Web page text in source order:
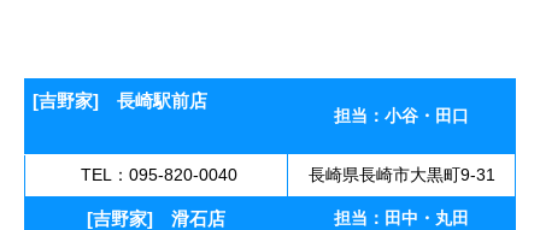
[吉野家] 長崎駅前店
担当：小谷・田口
TEL：095-820-0040 長崎県長崎市大黒町9-31
[吉野家] 滑石店 担当：田中・丸田